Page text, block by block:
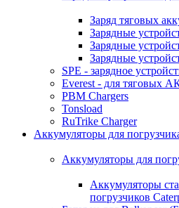
Заряд тяговых
Зарядные
Зарядные
Зарядные
SPE - зарядное
Everest - для тяговых
PBM Chargers
Tonsload
RuTrike Charger
Аккумуляторы для
Аккумуляторы для
Аккумуляторы
погрузчиков